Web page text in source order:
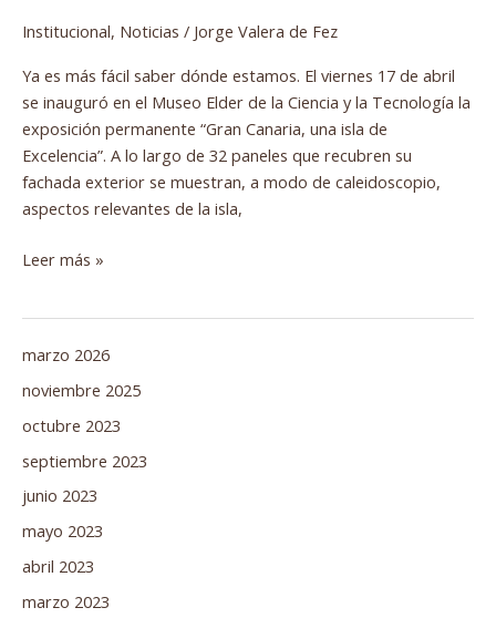
Institucional, Noticias / Jorge Valera de Fez
Ya es más fácil saber dónde estamos. El viernes 17 de abril
se inauguró en el Museo Elder de la Ciencia y la Tecnología la
exposición permanente “Gran Canaria, una isla de
Excelencia”. A lo largo de 32 paneles que recubren su
fachada exterior se muestran, a modo de caleidoscopio,
aspectos relevantes de la isla,
Leer más »
marzo 2026
noviembre 2025
octubre 2023
septiembre 2023
junio 2023
mayo 2023
abril 2023
marzo 2023